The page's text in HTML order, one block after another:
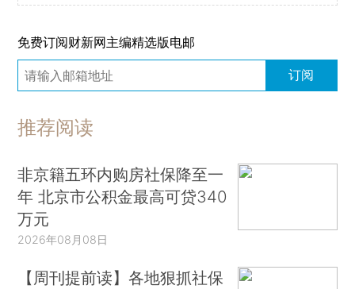
免费订阅财新网主编精选版电邮
订阅
推荐阅读
非京籍五环内购房社保降至一
年 北京市公积金最高可贷340
万元
2026年08月08日
【周刊提前读】各地狠抓社保